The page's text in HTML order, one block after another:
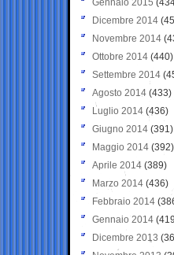
Gennaio 2015
Dicembre 2014
Novembre 2014
Ottobre 2014 (440)
Settembre 2014
Agosto 2014 (433)
Luglio 2014 (436)
Giugno 2014 (391)
Maggio 2014 (392)
Aprile 2014 (389)
Marzo 2014 (436)
Febbraio 2014
Gennaio 2014
Dicembre 2013